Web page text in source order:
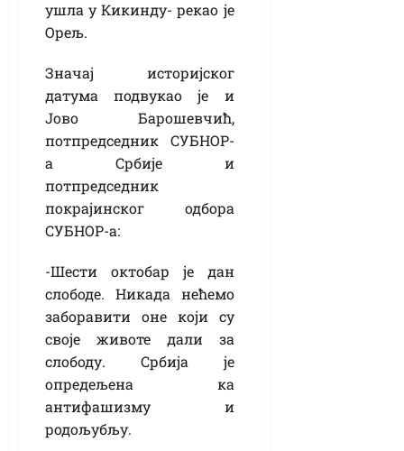
ушла у Кикинду- рекао је
Орељ.
Значај историјског
датума подвукао је и
Јово Барошевчић,
потпредседник СУБНОР-
а Србије и
потпредседник
покрајинског одбора
СУБНОР-а:
-Шести октобар је дан
слободе. Никада нећемо
заборавити оне који су
своје животе дали за
слободу. Србија је
опредељена ка
антифашизму и
родољубљу.